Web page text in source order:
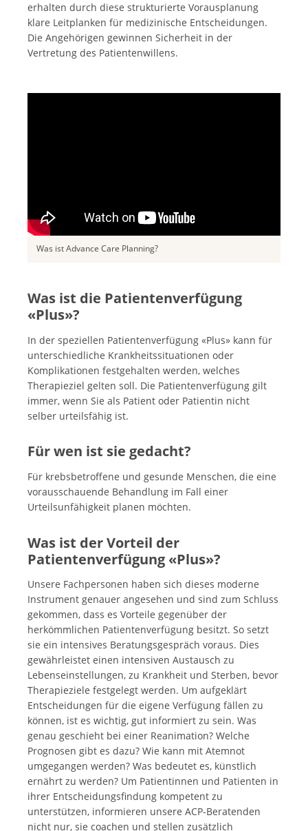
erhalten durch diese strukturierte Vorausplanung
klare Leitplanken für medizinische Entscheidungen.
Die Angehörigen gewinnen Sicherheit in der
Vertretung des Patientenwillens.
Was ist Advance Care Planning?
Was ist die Patientenverfügung
«Plus»?
In der speziellen Patientenverfügung «Plus» kann für
unterschiedliche Krankheitssituationen oder
Komplikationen festgehalten werden, welches
Therapieziel gelten soll. Die Patientenverfügung gilt
immer, wenn Sie als Patient oder Patientin nicht
selber urteilsfähig ist.
Für wen ist sie gedacht?
Für krebsbetroffene und gesunde Menschen, die eine
vorausschauende Behandlung im Fall einer
Urteilsunfähigkeit planen möchten.
Was ist der Vorteil der
Patientenverfügung «Plus»?
Unsere Fachpersonen haben sich dieses moderne
Instrument genauer angesehen und sind zum Schluss
gekommen, dass es Vorteile gegenüber der
herkömmlichen Patientenverfügung besitzt. So setzt
sie ein intensives Beratungsgespräch voraus. Dies
gewährleistet einen intensiven Austausch zu
Lebenseinstellungen, zu Krankheit und Sterben, bevor
Therapieziele festgelegt werden. Um aufgeklärt
Entscheidungen für die eigene Verfügung fällen zu
können, ist es wichtig, gut informiert zu sein. Was
genau geschieht bei einer Reanimation? Welche
Prognosen gibt es dazu? Wie kann mit Atemnot
umgegangen werden? Was bedeutet es, künstlich
ernährt zu werden? Um Patientinnen und Patienten in
ihrer Entscheidungsfindung kompetent zu
unterstützen, informieren unsere ACP-Beratenden
nicht nur, sie coachen und stellen zusätzlich